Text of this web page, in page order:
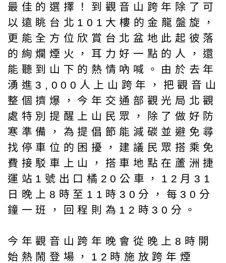
最佳的選擇！到觀音山跨年除了可
以遠眺台北101大樓的金龍盤旋，
更能全方位欣賞台北盆地此起彼落
的絢爛煙火，耳力好一點的人，還
能聽到山下的熱情吶喊。由於去年
湧進3,000人上山跨年，把觀音山
整個擠爆，今年交通部觀光局北觀
處特別提醒上山民眾，除了做好防
寒準備，為提倡節能減碳並避免尋
找停車位的困擾，建議民眾搭乘免
費接駁車上山，搭車地點在蘆洲捷
運站1號出口橘20公車，12月31
日晚上8時至11時30分，每30分
鐘一班，回程則為12時30分。
今年觀音山跨年晚會從晚上8時開
始熱鬧登場，12時施放跨年煙